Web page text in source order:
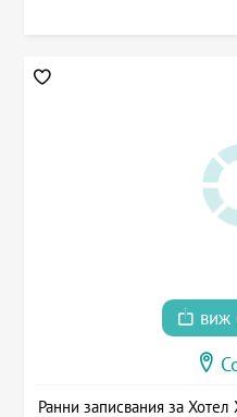
виж
Ранни записвания за